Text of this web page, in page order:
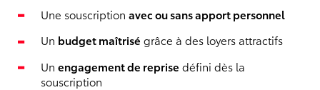
Une souscription avec ou sans apport personnel
Un budget maîtrisé grâce à des loyers attractifs
Un engagement de reprise défini dès la
souscription